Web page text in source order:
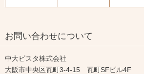
お問い合わせについて
中大ビスタ株式会社
大阪市中央区瓦町3-4-15 瓦町SFビル4F